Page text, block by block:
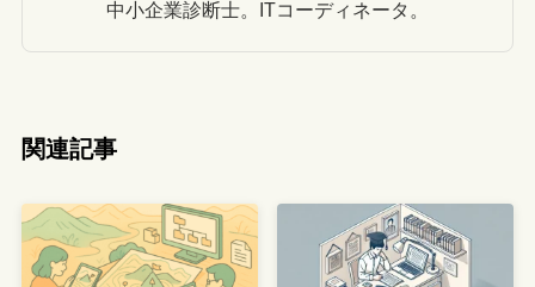
中小企業診断士。ITコーディネータ。
関連記事